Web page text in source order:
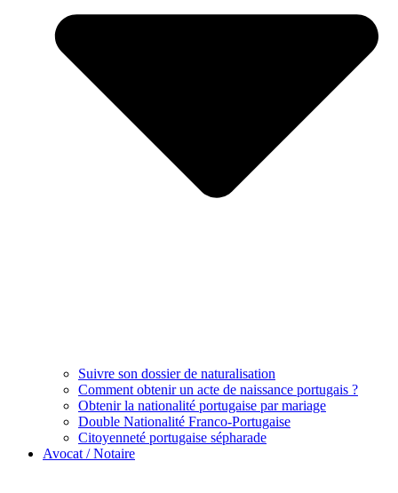
Suivre son dossier de naturalisation
Comment obtenir un acte de naissance portugais ?
Obtenir la nationalité portugaise par mariage
Double Nationalité Franco-Portugaise
Citoyenneté portugaise sépharade
Avocat / Notaire